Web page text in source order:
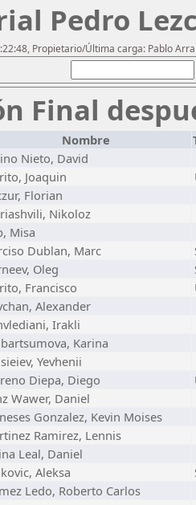
Pedro
Propietario/Última carga: Pablo
Final
Nombre
Nieto, David
Joaquin
Florian
Nikoloz
Misa
Dublan, Marc
Oleg
Francisco
Alexander
Irakli
Karina
Yevhenii
Diepa, Diego
Wawer, Daniel
Gonzalez, Kevin Moises
Ramirez, Lennis
Leal, Daniel
Aleksa
Ledo, Roberto Carlos